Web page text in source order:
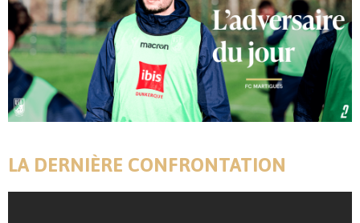
LA DERNIÈRE CONFRONTATION